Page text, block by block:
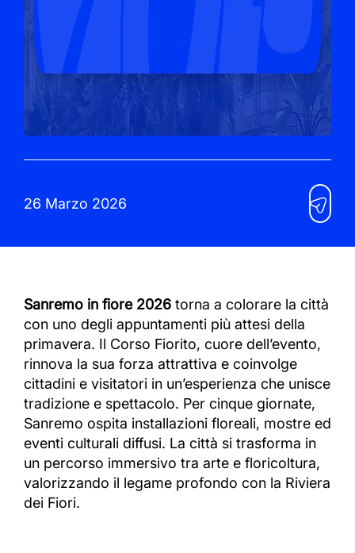
26 Marzo 2026
Sanremo in fiore 2026 torna a colorare la città
con uno degli appuntamenti più attesi della
primavera. Il Corso Fiorito, cuore dell’evento,
rinnova la sua forza attrattiva e coinvolge
cittadini e visitatori in un’esperienza che unisce
tradizione e spettacolo. Per cinque giornate,
Sanremo ospita installazioni floreali, mostre ed
eventi culturali diffusi. La città si trasforma in
un percorso immersivo tra arte e floricoltura,
valorizzando il legame profondo con la Riviera
dei Fiori.